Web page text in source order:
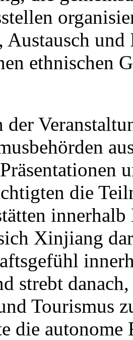
ethnischen
der
die
Xinjiang
strebt
Tourismus
die